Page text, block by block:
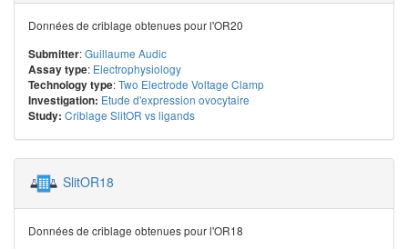
Données de criblage obtenues pour l'OR20
Submitter:Guillaume Audic
Assay type: Electrophysiology
Technology type:Two Electrode Voltage Clamp
Investigation: Etude d'expression ovocytaire
Study: Criblage SlitOR vs ligands
SlitOR18
Données de criblage obtenues pour l'OR18